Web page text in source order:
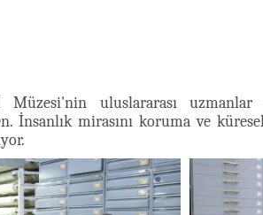
uluslararası uzmanlar
İnsanlık mirasını koruma ve